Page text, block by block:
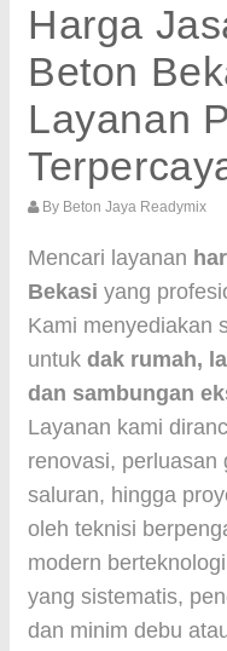
Harga
Beton
Layanan
By Beton Jaya Readymix
Mencari layanan
Bekasi yang
Kami menyediakan
untuk dak rumah,
dan sambungan
Layanan kami
renovasi, perluasan
saluran, hingga
oleh teknisi
modern
yang sistematis,
dan minim debu